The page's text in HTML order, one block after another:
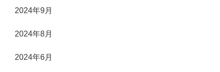
2024年9月
2024年8月
2024年6月